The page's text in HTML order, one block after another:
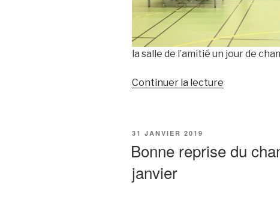
la salle de l’amitié un jour de
Continuer la lecture
de
PUBLIÉ
31 JANVIER 2019
Bonne reprise du
janvier